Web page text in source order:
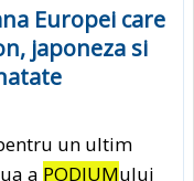
Europei care
japoneza si
un ultim
a PODIUMului